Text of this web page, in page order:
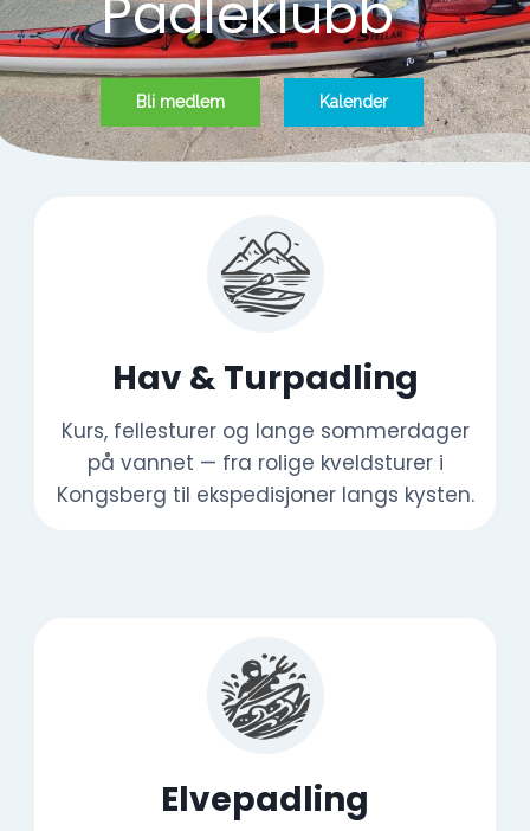
Bli medlem Kalender
Hav & Turpadling
Kurs, fellesturer og lange sommerdager
på vannet — fra rolige kveldsturer i
Kongsberg til ekspedisjoner langs kysten.
Elvepadling